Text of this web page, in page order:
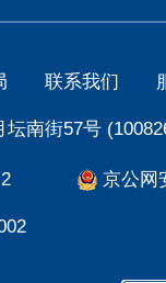
局 联系我们
南街57号
京公网